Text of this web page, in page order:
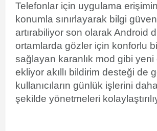
Telefonlar için uygulama
konumla sınırlayarak bilgi
artırabiliyor son olarak Android
ortamlarda gözler için konforlu
sağlayan karanlık mod gibi yeni
ekliyor akıllı bildirim desteği de
kullanıcıların günlük işlerini
şekilde yönetmeleri